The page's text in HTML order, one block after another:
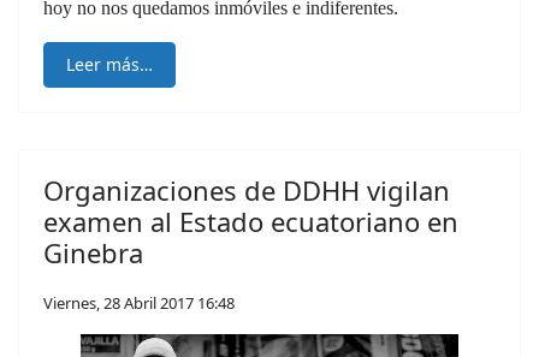
hoy no nos quedamos inmóviles e indiferentes.
Leer más…
Organizaciones de DDHH vigilan
examen al Estado ecuatoriano en
Ginebra
Viernes, 28 Abril 2017 16:48